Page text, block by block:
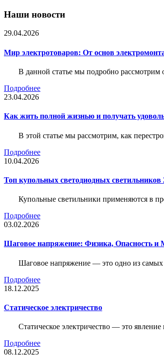
Наши новости
29.04.2026
Мир электротоваров: От основ
В данной статье мы подробно рассмотрим
Подробнее
23.04.2026
Как жить полной жизнью и получать
В этой статье мы рассмотрим, как
Подробнее
10.04.2026
Топ купольных светодиодных светильников
Купольные светильники применяются в
Подробнее
03.02.2026
Шаговое напряжение: Физика, Опасность
Шаговое напряжение — это одно из самых
Подробнее
18.12.2025
Статическое электричество
Статическое электричество — это
Подробнее
08.12.2025